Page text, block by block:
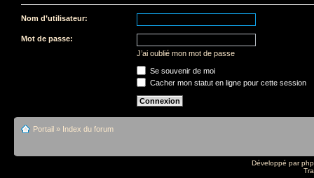
Nom d’utilisateur:
Mot de passe:
J’ai oublié mon mot de passe
Se souvenir de moi
Cacher mon statut en ligne pour cette session
Portail » Index du forum
Développé par